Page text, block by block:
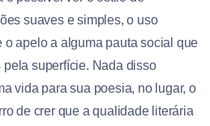
suaves e simples, o uso
apelo a alguma pauta social que
superfície. Nada disso
vida para sua poesia, no lugar, o
de crer que a qualidade literária